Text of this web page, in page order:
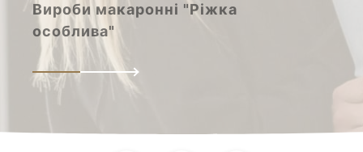
Вироби макаронні "Ріжка
особлива"